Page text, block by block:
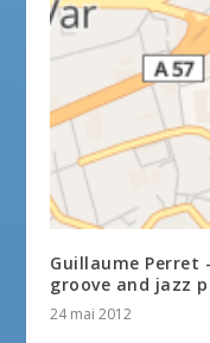
Guillaume Perret
groove and jazz
24 mai 2012